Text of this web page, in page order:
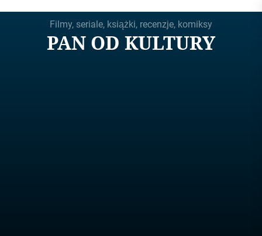
Filmy, seriale, książki, recenzje, komiksy
PAN OD KULTURY